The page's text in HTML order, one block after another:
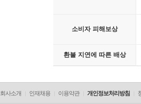
소비자 피해보상
환불 지연에 따른 배상
회사소개 인재채용 이용약관 개인정보처리방침